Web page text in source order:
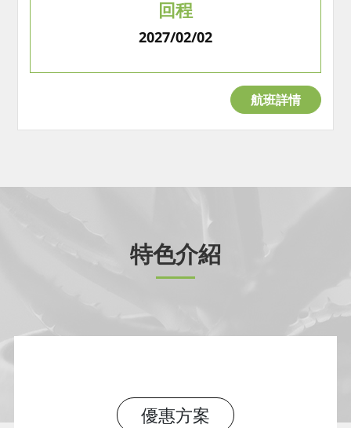
回程
2027/02/02
航班詳情
特色介紹
優惠方案